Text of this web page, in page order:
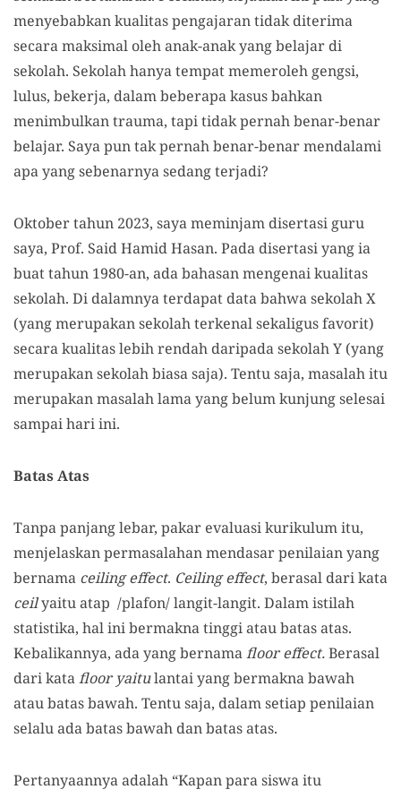
menyebabkan kualitas pengajaran tidak diterima
secara maksimal oleh anak-anak yang belajar di
sekolah. Sekolah hanya tempat memeroleh gengsi,
lulus, bekerja, dalam beberapa kasus bahkan
menimbulkan trauma, tapi tidak pernah benar-benar
belajar. Saya pun tak pernah benar-benar mendalami
apa yang sebenarnya sedang terjadi?
Oktober tahun 2023, saya meminjam disertasi guru
saya, Prof. Said Hamid Hasan. Pada disertasi yang ia
buat tahun 1980-an, ada bahasan mengenai kualitas
sekolah. Di dalamnya terdapat data bahwa sekolah X
(yang merupakan sekolah terkenal sekaligus favorit)
secara kualitas lebih rendah daripada sekolah Y (yang
merupakan sekolah biasa saja). Tentu saja, masalah itu
merupakan masalah lama yang belum kunjung selesai
sampai hari ini.
Batas Atas
Tanpa panjang lebar, pakar evaluasi kurikulum itu,
menjelaskan permasalahan mendasar penilaian yang
bernama ceiling effect. Ceiling effect, berasal dari kata
ceilyaitu atap /plafon/ langit-langit. Dalam istilah
statistika, hal ini bermakna tinggi atau batas atas.
Kebalikannya, ada yang bernamafloor effect.Berasal
dari katafloor yaitulantai yang bermakna bawah
atau batas bawah. Tentu saja, dalam setiap penilaian
selalu ada batas bawah dan batas atas.
Pertanyaannya adalah “Kapan para siswa itu